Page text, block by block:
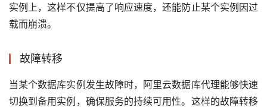
实例上，这样不仅提高了响应速度，还能防止某个实例因过
载而崩溃。
故障转移
当某个数据库实例发生故障时，阿里云数据库代理能够快速
切换到备用实例，确保服务的持续可用性。这样的故障转移